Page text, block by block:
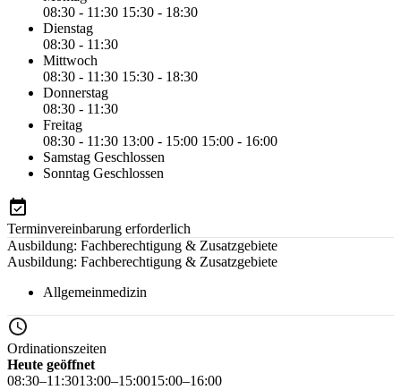
08:30 - 11:30 15:30 - 18:30
Dienstag
08:30 - 11:30
Mittwoch
08:30 - 11:30 15:30 - 18:30
Donnerstag
08:30 - 11:30
Freitag
08:30 - 11:30 13:00 - 15:00 15:00 - 16:00
Samstag Geschlossen
Sonntag Geschlossen
Terminvereinbarung erforderlich
Ausbildung: Fachberechtigung & Zusatzgebiete
Ausbildung: Fachberechtigung & Zusatzgebiete
Allgemeinmedizin
Ordinationszeiten
Heute geöffnet
08:30–11:3013:00–15:0015:00–16:00